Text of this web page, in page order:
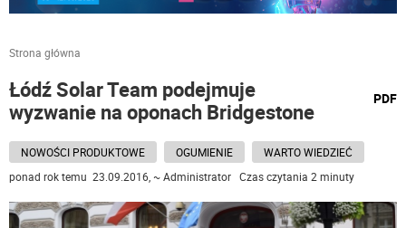
Strona główna
Łódź Solar Team podejmuje
wyzwanie na oponach Bridgestone
PDF
NOWOŚCI PRODUKTOWE OGUMIENIE
WARTO WIEDZIEĆ
ponad rok temu 23.09.2016, ~ Administrator Czas czytania 2 minuty